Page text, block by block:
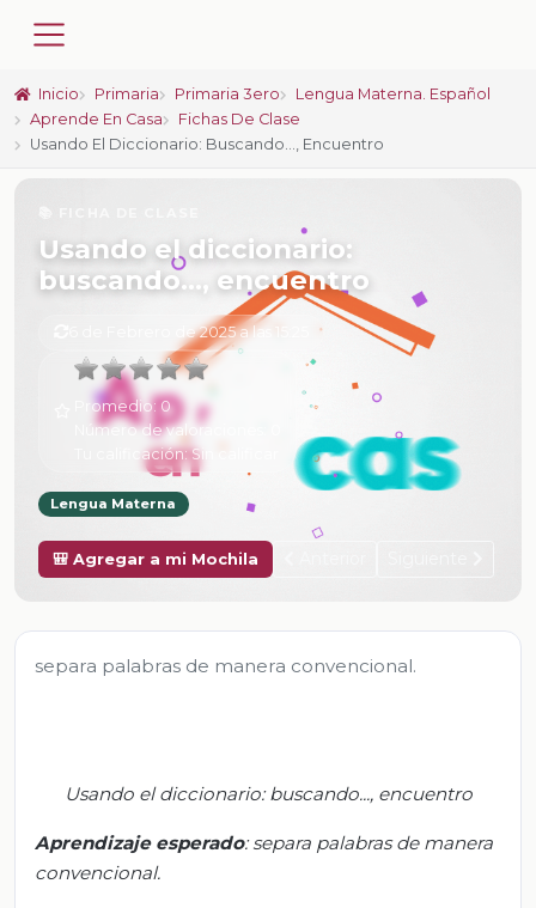
Inicio Primaria Primaria 3ero
Lengua Materna. Español
Aprende En Casa
Fichas De Clase
Usando El Diccionario: Buscando..., Encuentro
Usando el diccionario:
buscando..., encuentro
6 de Febrero de 2025 a las 15:25
Promedio: 0
Número de valoraciones:
Tu calificación:Sin calificar
Lengua Materna
🎒 Agregar a mi Mochila
separa palabras de manera convencional.
Usando el diccionario: buscando..., encuentro
Aprendizaje esperado:separa palabras de manera
convencional.